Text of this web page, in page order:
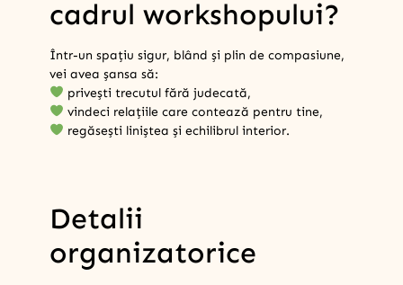
cadrul workshopului?
Într-un spațiu sigur, blând și plin de compasiune,
vei avea șansa să:
privești trecutul fără judecată,
vindeci relațiile care contează pentru tine,
regăsești liniștea și echilibrul interior.
Detalii
organizatorice